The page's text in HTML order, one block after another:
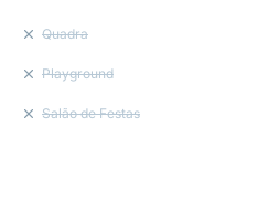
Quadra
Playground
Salão de Festas